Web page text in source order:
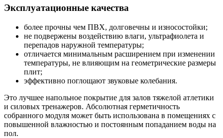
Эксплуатационные качества
более прочны чем ПВХ, долговечны и износостойки;
не подвержены воздействию влаги, ультрафиолета и
перепадов наружной температуры;
отличается минимальным расширением при изменении
температуры, не влияющим на геометрические размеры
плит;
эффективно поглощают звуковые колебания.
Это лучшее напольное покрытие для залов тяжелой атлетики
и силовых тренажеров. Абсолютная герметичность
собранного модуля может быть использована в помещениях с
повышенной влажностью и постоянным попаданием воды на
пол.